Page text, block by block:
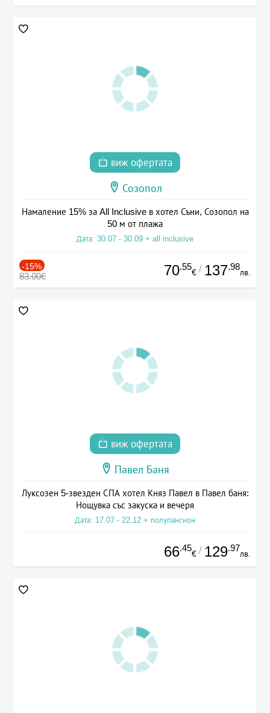
виж офертата
Созопол
Намаление 15% за All Inclusive в хотел Съни, Созопол на
50 м от плажа
Дата: 30.07 - 30.09 + all inclusive
-15%
83.00€ 70.55
€ / 137.98
лв.
виж офертата
Павел Баня
Луксозен 5-звезден СПА хотел Княз Павел в Павел баня:
Нощувка със закуска и вечеря
Дата: 17.07 - 22.12 + полупансион
66.45
€ / 129.97
лв.